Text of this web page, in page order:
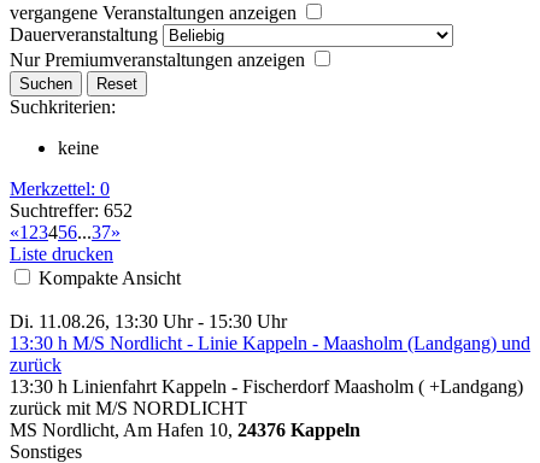
vergangene Veranstaltungen anzeigen
Dauerveranstaltung
Nur Premiumveranstaltungen anzeigen
Suchkriterien:
keine
Merkzettel: 0
Suchtreffer: 652
«1 23456...37»
Liste drucken
Kompakte Ansicht
Di. 11.08.26, 13:30 Uhr - 15:30 Uhr
13:30 h M/S Nordlicht - Linie Kappeln - Maasholm (Landgang) und
zurück
13:30 h Linienfahrt Kappeln - Fischerdorf Maasholm ( +Landgang)
zurück mit M/S NORDLICHT
MS Nordlicht, Am Hafen 10, 24376 Kappeln
Sonstiges